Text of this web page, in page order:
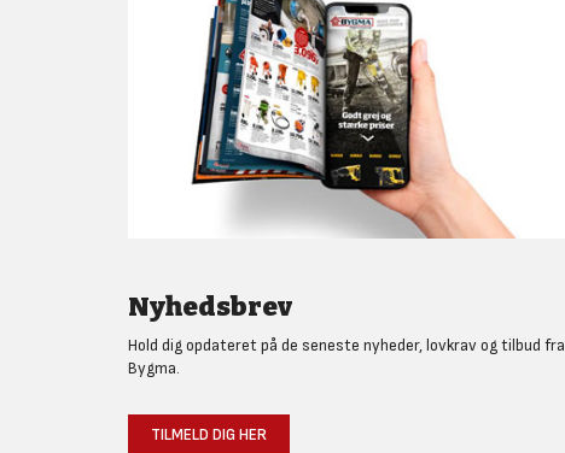
Nyhedsbrev
Hold dig opdateret på de seneste nyheder, lovkrav og tilbud fra
Bygma.
TILMELD DIG HER